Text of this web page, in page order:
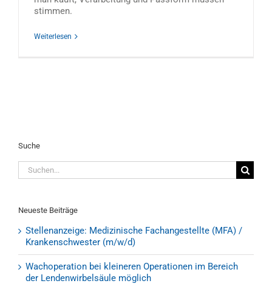
stimmen.
Weiterlesen
Suche
Suche
nach:
Neueste Beiträge
Stellenanzeige: Medizinische Fachangestellte (MFA) /
Krankenschwester (m/w/d)
Wachoperation bei kleineren Operationen im Bereich
der Lendenwirbelsäule möglich